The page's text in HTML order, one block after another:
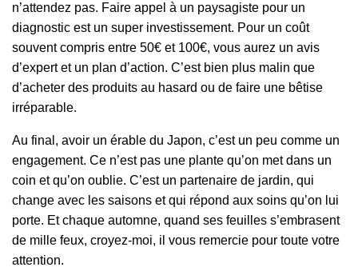
n’attendez pas. Faire appel à un paysagiste pour un
diagnostic est un super investissement. Pour un coût
souvent compris entre 50€ et 100€, vous aurez un avis
d’expert et un plan d’action. C’est bien plus malin que
d’acheter des produits au hasard ou de faire une bêtise
irréparable.
Au final, avoir un érable du Japon, c’est un peu comme un
engagement. Ce n’est pas une plante qu’on met dans un
coin et qu’on oublie. C’est un partenaire de jardin, qui
change avec les saisons et qui répond aux soins qu’on lui
porte. Et chaque automne, quand ses feuilles s’embrasent
de mille feux, croyez-moi, il vous remercie pour toute votre
attention.